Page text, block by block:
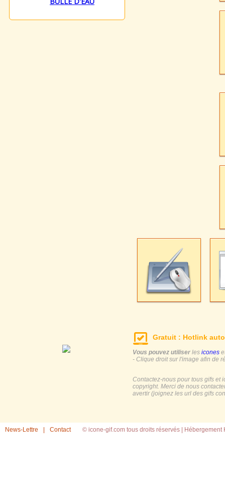
Gratuit : Hotlink
Vous pouvez utiliser les icones
- Clique droit sur l'image afin de
Contactez-nous pour tous gifs et
copyright. Merci de nous
avertir (joignez les url des gifs
News-Lettre Contact © icone-gif.com tous droits réservés | Hébergement